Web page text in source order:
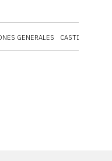
GENERALES CASTILLA Y LEÓN